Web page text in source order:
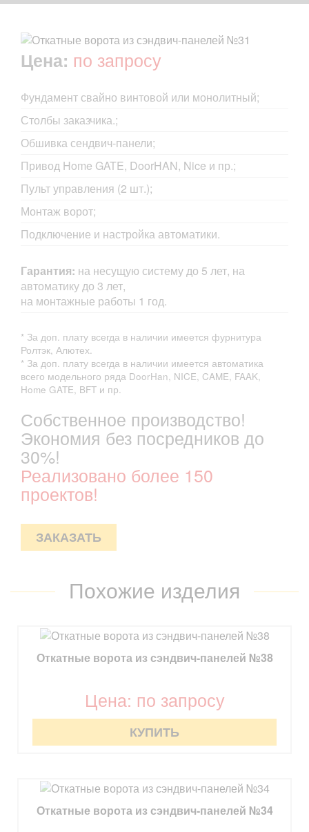
Цена: по запросу
Фундамент свайно винтовой или монолитный;
Столбы заказчика.;
Обшивка сендвич-панели;
Привод Home GATE, DoorHAN, Nice и пр.;
Пульт управления (2 шт.);
Монтаж ворот;
Подключение и настройка автоматики.
Гарантия: на несущую систему до 5 лет, на
автоматику до 3 лет,
на монтажные работы 1 год.
* За доп. плату всегда в наличии имеется фурнитура
Ролтэк, Алютех.
* За доп. плату всегда в наличии имеется автоматика
всего модельного ряда DoorHan, NICE, CAME, FAAK,
Home GATE, BFT и пр.
Собственное производство!
Экономия без посредников до
30%!
Реализовано более 150
проектов!
ЗАКАЗАТЬ
Похожие изделия
Откатные ворота из сэндвич-панелей №38
Цена: по запросу
КУПИТЬ
Откатные ворота из сэндвич-панелей №34